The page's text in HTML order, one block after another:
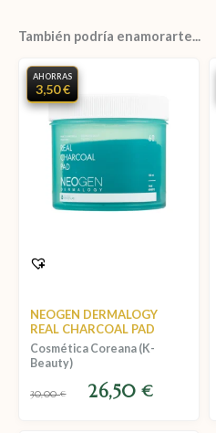
También podría enamorarte...
AHORRAS
3,50 €
NEOGEN DERMALOGY
REAL CHARCOAL PAD
Cosmética Coreana (K-
Beauty)
30,00€ 26,50€